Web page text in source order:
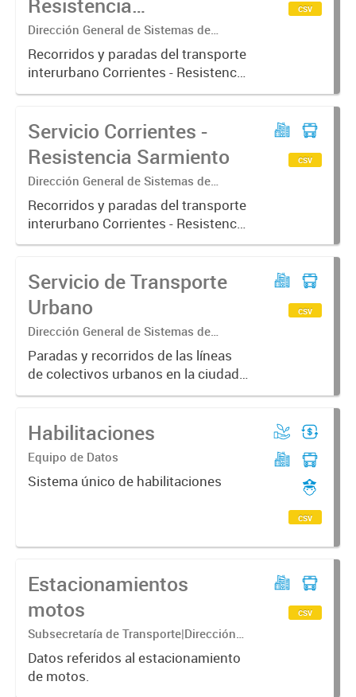
Barranqueras
Dirección General de Sistemas de
Información Geográfica
Recorridos y paradas del transporte
interurbano Corrientes - Resistencia
ramal Barranqueras
csv
Servicio Corrientes -
Resistencia Sarmiento
Dirección General de Sistemas de
Información Geográfica
Recorridos y paradas del transporte
interurbano Corrientes - Resistencia
ramal Sarmiento
csv
Servicio de Transporte
Urbano
Dirección General de Sistemas de
Información Geográfica
Paradas y recorridos de las líneas
de colectivos urbanos en la ciudad
de Corrientes
csv
Habilitaciones
Equipo de Datos
Sistema único de habilitaciones
csv
Estacionamientos
motos
Subsecretaría de Transporte|Dirección
General de Transporte Urbano|Dirección
de Estacionamiento Medido
Datos referidos al estacionamiento
de motos.
csv